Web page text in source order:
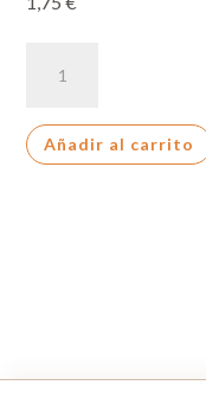
AHOY
4X40GR
Añadir al carrito